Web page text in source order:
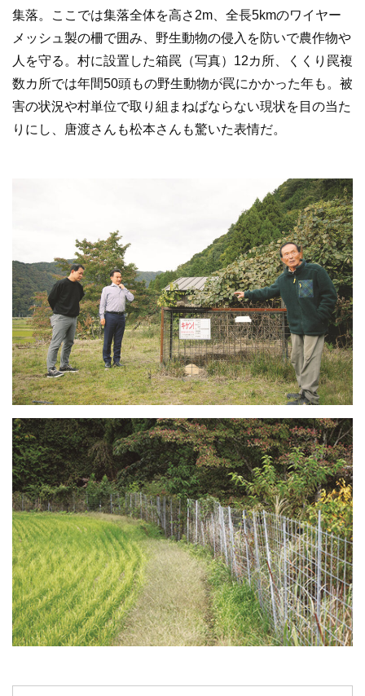
集落。ここでは集落全体を高さ2m、全長5kmのワイヤー
メッシュ製の柵で囲み、野生動物の侵入を防いで農作物や
人を守る。村に設置した箱罠（写真）12カ所、くくり罠複
数カ所では年間50頭もの野生動物が罠にかかった年も。被
害の状況や村単位で取り組まねばならない現状を目の当た
りにし、唐渡さんも松本さんも驚いた表情だ。